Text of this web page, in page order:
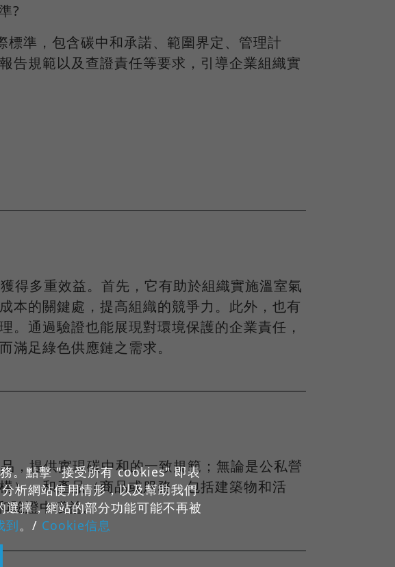
?
準，包含碳中和承諾、範圍界定、管理計
告規範以及查證責任等要求，引導企業組織實
得多重效益。首先，它有助於組織實施溫室氣
本的關鍵處，提高組織的競爭力。此外，也有
。通過驗證也能展現對環境保護的企業責任，
滿足綠色供應鏈之需求。
，提供實現碳中和的一致規範；無論是公私營
）、和產品（商品或服務，包括建築物和活
驗證中獲益。
。點擊 "接受所有 cookies" 即表
析網站使用情形，以及幫助我們
擇，網站的部分功能可能不再被
到。/ Cookie信息